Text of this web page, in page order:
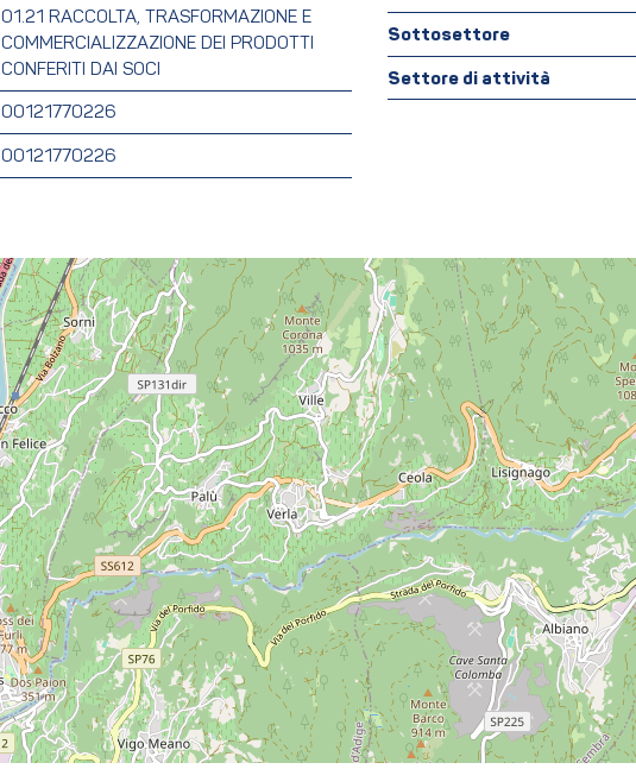
01.21 RACCOLTA, TRASFORMAZIONE E
COMMERCIALIZZAZIONE DEI PRODOTTI
CONFERITI DAI SOCI
00121770226
00121770226
Sottosettore
Settore di attività